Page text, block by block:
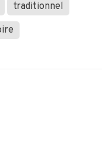
traditionnel